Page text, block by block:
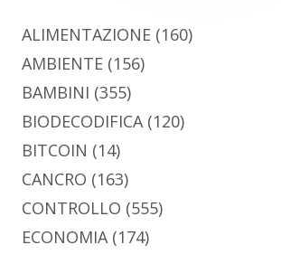
ALIMENTAZIONE (160)
AMBIENTE (156)
BAMBINI (355)
BIODECODIFICA(120)
BITCOIN (14)
CANCRO (163)
CONTROLLO (555)
ECONOMIA(174)